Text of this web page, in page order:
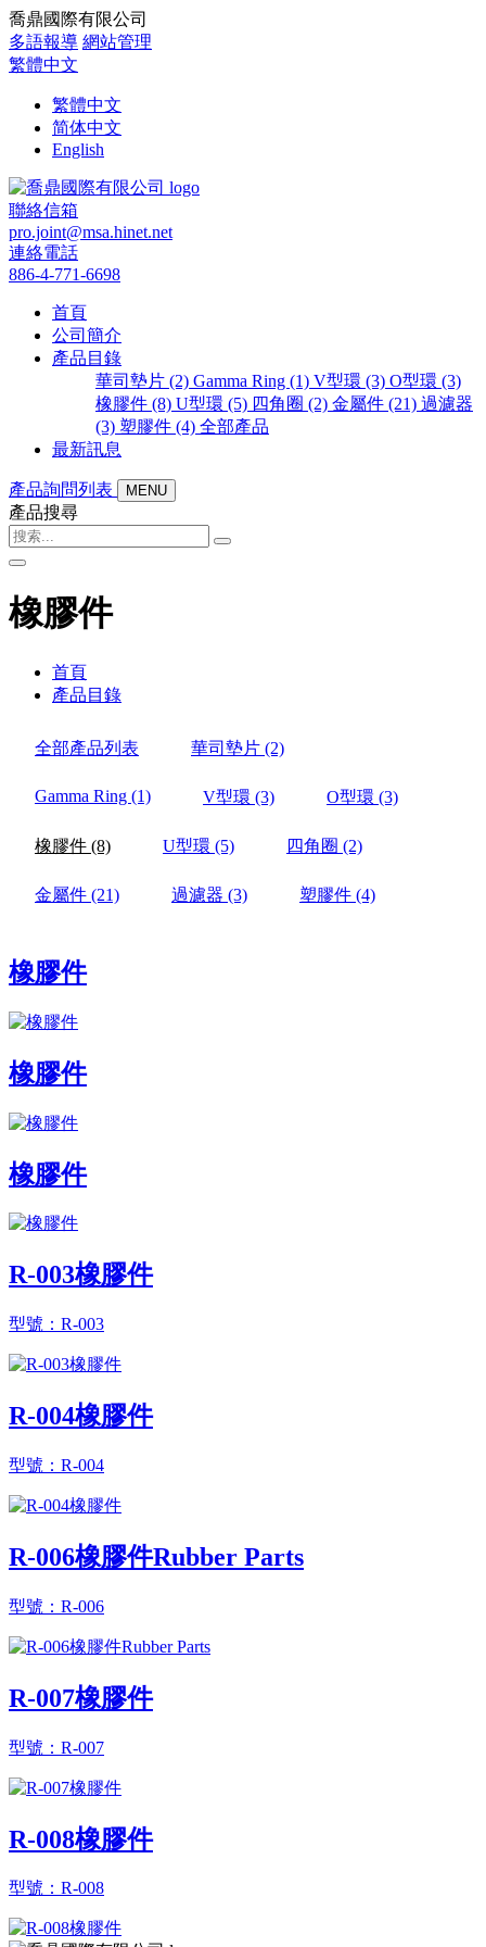
喬鼎國際有限公司
多語報導 網站管理
繁體中文
繁體中文
简体中文
English
聯絡信箱
pro.joint@msa.hinet.net
連絡電話
886-4-771-6698
首頁
公司簡介
產品目錄
華司墊片 (2) Gamma Ring (1) V型環 (3) O型環 (3)
橡膠件 (8) U型環 (5) 四角圈 (2) 金屬件 (21) 過濾器
(3) 塑膠件 (4) 全部產品
最新訊息
產品詢問列表 MENU
產品搜尋
橡膠件
首頁
產品目錄
全部產品列表 華司墊片 (2)
Gamma Ring (1) V型環 (3) O型環 (3)
橡膠件 (8) U型環 (5) 四角圈 (2)
金屬件 (21) 過濾器 (3) 塑膠件 (4)
橡膠件
橡膠件
橡膠件
R-003橡膠件
型號：R-003
R-004橡膠件
型號：R-004
R-006橡膠件Rubber Parts
型號：R-006
R-007橡膠件
型號：R-007
R-008橡膠件
型號：R-008